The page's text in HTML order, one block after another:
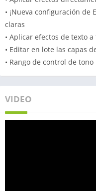
• ¡Nueva configuración de
claras
• Aplicar efectos de texto
• Editar en lote las capas
• Rango de control de
VIDEO